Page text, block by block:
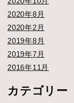
2020年8月
2020年2月
2019年8月
2019年7月
2016年11月
カテゴリー